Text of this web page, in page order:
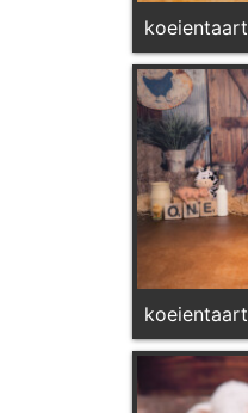
koeientaart
koeientaart